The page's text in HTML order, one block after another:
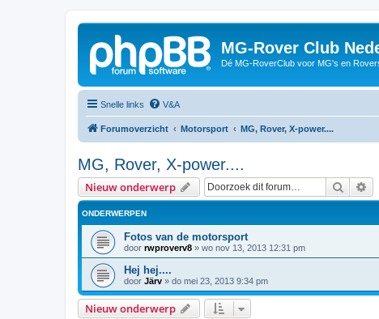
MG-Rover Club
Dé MG-RoverClub voor MG's en
Snelle links V&A
Forumoverzicht Motorsport MG, Rover, X-power....
MG, Rover, X-power....
Nieuw onderwerp Zoek
ONDERWERPEN
Fotos van de motorsport
door rwproverv8 » wo nov 13, 2013 12:31 pm
Hej hej....
door Järv » do mei 23, 2013 9:34 pm
Nieuw onderwerp